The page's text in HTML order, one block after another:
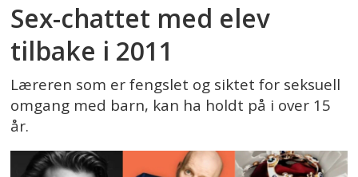
Sex-chattet med elev
tilbake i 2011
Læreren som er fengslet og siktet for seksuell
omgang med barn, kan ha holdt på i over 15
år.